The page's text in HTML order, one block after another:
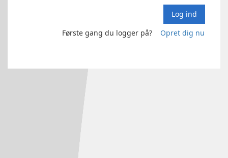
Log ind
Første gang du logger på?
Opret dig nu